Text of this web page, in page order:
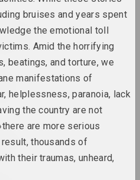
Цветкова
1, ФРАКТУРА 2
серия
in the Shell
bruises and years spent
the emotional toll
Amid the horrifying
beatings, and torture, we
manifestations of
helplessness, paranoia, lack
the country are not
are more serious
thousands of
their traumas, unheard,